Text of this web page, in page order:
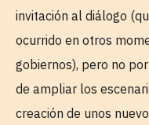
invitación al diálogo
ocurrido en otros
gobiernos), pero no
de ampliar los
creación de unos